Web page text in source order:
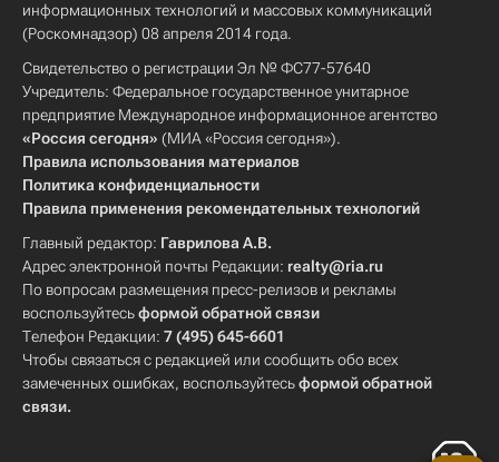
информационных технологий и массовых коммуникаций
(Роскомнадзор) 08 апреля 2014 года.
Свидетельство о регистрации Эл № ФС77-57640
Учредитель: Федеральное государственное унитарное
предприятие Международное информационное агентство
«Россия сегодня» (МИА «Россия сегодня»).
Правила использования материалов
Политика конфиденциальности
Правила применения рекомендательных технологий
Главный редактор: Гаврилова А.В.
Адрес электронной почты Редакции: realty@ria.ru
По вопросам размещения пресс-релизов и рекламы
воспользуйтесьформой обратной связи
Телефон Редакции: 7 (495) 645-6601
Чтобы связаться с редакцией или сообщить обо всех
замеченных ошибках, воспользуйтесьформой обратной
связи.